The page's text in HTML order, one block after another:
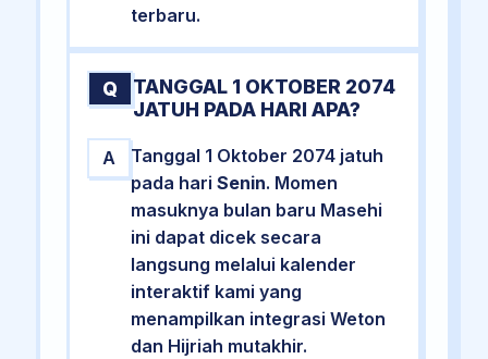
terbaru.
Q
TANGGAL 1 OKTOBER 2074
JATUH PADA HARI APA?
A
Tanggal 1 Oktober 2074 jatuh
pada hari Senin. Momen
masuknya bulan baru Masehi
ini dapat dicek secara
langsung melalui kalender
interaktif kami yang
menampilkan integrasi Weton
dan Hijriah mutakhir.